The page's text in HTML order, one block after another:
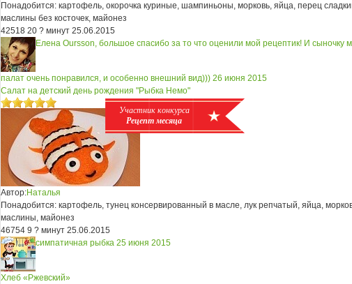
Понадобится: картофель, окорочка куриные, шампиньоны, морковь, яйца, перец
маслины без косточек, майонез
42518 20 ? минут 25.06.2015
Елена Oursson, большое спасибо за то что оценили мой рецептик! И сыночку
палат очень понравился, и особенно внешний вид))) 26 июня 2015
Участник конкурса
Рецепт месяца
Салат на детский день рождения "Рыбка Немо"
Автор:Наталья
Понадобится: картофель, тунец консервированный в масле, лук репчатый, яйца,
маслины, майонез
46754 9 ? минут 25.06.2015
симпатичная рыбка 25 июня 2015
Хлеб «Ржевский»